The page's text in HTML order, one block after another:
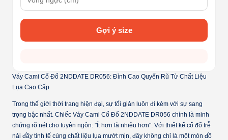
Gợi ý size
Váy Cami Cổ Đổ 2NDDATE DR056: Đỉnh Cao Quyến Rũ Từ Chất Liệu
Lụa Cao Cấp
Trong thế giới thời trang hiện đại, sự tối giản luôn đi kèm với sự sang
trọng bậc nhất. Chiếc Váy Cami Cổ Đổ 2NDDATE DR056 chính là minh
chứng rõ nét cho tuyên ngôn: "Ít hơn là nhiều hơn". Với thiết kế cổ đổ trễ
nải đầy tinh tế cùng chất liệu lụa mướt mịn, đây không chỉ là một món đồ